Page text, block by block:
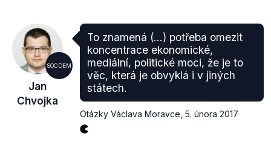
nepodložených domněnkách, postrádá jakékoli
konkrétní argumenty a je zjevné, že při jejich
přijímání nebyla vzata v úvahu ta hlediska, která by
měla být v právním státě pro tvorbu a schvalování
každého zákona rozhodující.
výrok prezidenta sám o sobě nehodnotíme.
V dalším bodě opravdu namítá zásah do svobody
jedince a jeho základních práv. Takováto námitka je
SOCDEM
Jan
Chvojka
To znamená (...) potřeba omezit
koncentrace ekonomické,
mediální, politické moci, že je to
věc, která je obvyklá i v jiných
státech.
Otázky Václava Moravce 5. února 2017